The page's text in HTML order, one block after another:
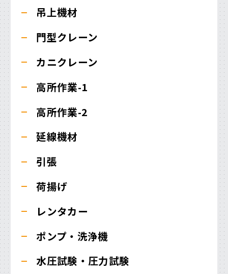
吊上機材
門型クレーン
カニクレーン
高所作業-1
高所作業-2
延線機材
引張
荷揚げ
レンタカー
ポンプ・洗浄機
水圧試験・圧力試験